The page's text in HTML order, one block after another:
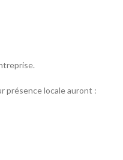
présence locale auront :